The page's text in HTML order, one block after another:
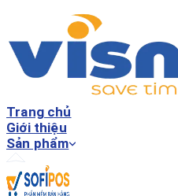
Trang chủ
Giới thiệu
Sản phẩm